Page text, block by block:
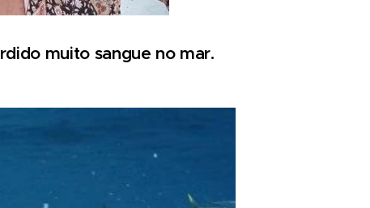
muito sangue no mar.